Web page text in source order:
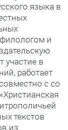
языка в
и
участие в
работает
с со
текстов
из